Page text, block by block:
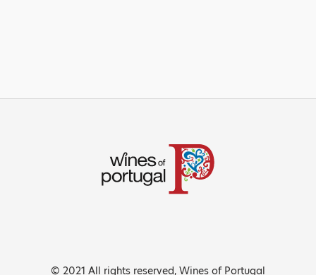
© 2021 All rights reserved, Wines of Portugal